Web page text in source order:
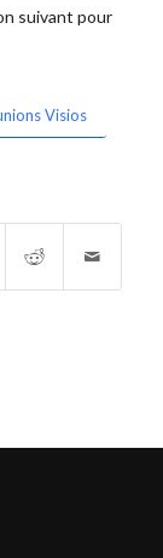
suivant pour
Visios